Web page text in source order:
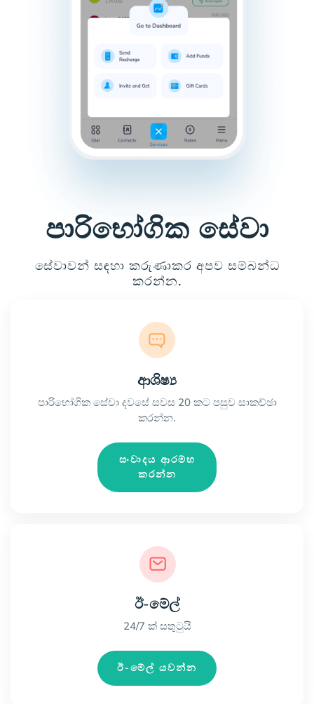
පාරිභෝගික සේවා
සේවාවන් සඳහා කරුණාකර අපව සම්බන්ධ
කරන්න.
ආශිෂ්‍ය
පාරිභෝගික සේවා දවසේ සවස 20 කට පසුව සාකච්ඡා
කරන්න.
සංවාදය ආරම්භ
කරන්න
ඊ-මේල්
24/7 ක් සතුටුයි
ඊ-මේල් යවන්න